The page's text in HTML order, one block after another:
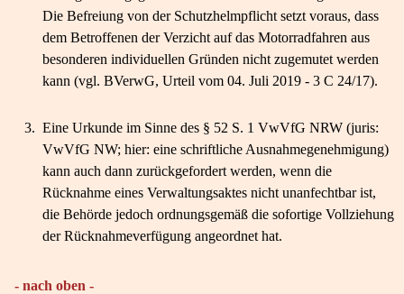
Die Befreiung von der Schutzhelmpflicht setzt voraus, dass
dem Betroffenen der Verzicht auf das Motorradfahren aus
besonderen individuellen Gründen nicht zugemutet werden
kann (vgl. BVerwG, Urteil vom 04. Juli 2019 - 3 C 24/17).
3. Eine Urkunde im Sinne des § 52 S. 1 VwVfG NRW (juris:
VwVfG NW; hier: eine schriftliche Ausnahmegenehmigung)
kann auch dann zurückgefordert werden, wenn die
Rücknahme eines Verwaltungsaktes nicht unanfechtbar ist,
die Behörde jedoch ordnungsgemäß die sofortige Vollziehung
der Rücknahmeverfügung angeordnet hat.
- nach oben -